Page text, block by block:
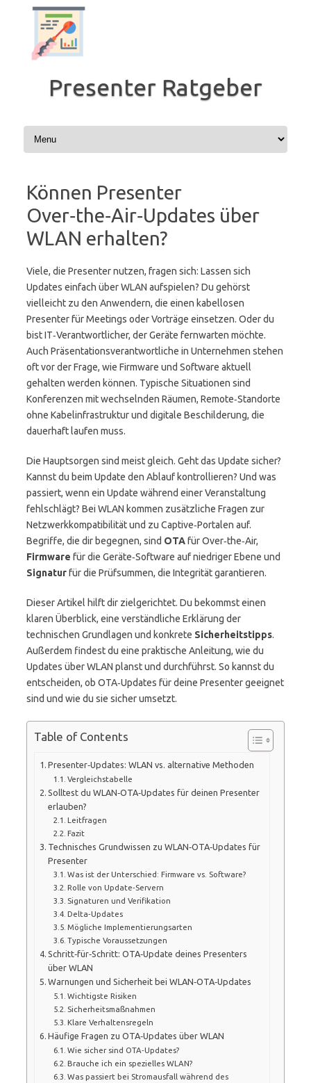
Zum
Inhalt
springen
Presenter Ratgeber
Können Presenter
Over‑the‑Air‑Updates über
WLAN erhalten?
Viele, die Presenter nutzen, fragen sich: Lassen sich
Updates einfach über WLAN aufspielen? Du gehörst
vielleicht zu den Anwendern, die einen kabellosen
Presenter für Meetings oder Vorträge einsetzen. Oder du
bist IT‑Verantwortlicher, der Geräte fernwarten möchte.
Auch Präsentationsverantwortliche in Unternehmen stehen
oft vor der Frage, wie Firmware und Software aktuell
gehalten werden können. Typische Situationen sind
Konferenzen mit wechselnden Räumen, Remote‑Standorte
ohne Kabelinfrastruktur und digitale Beschilderung, die
dauerhaft laufen muss.
Die Hauptsorgen sind meist gleich. Geht das Update sicher?
Kannst du beim Update den Ablauf kontrollieren? Und was
passiert, wenn ein Update während einer Veranstaltung
fehlschlägt? Bei WLAN kommen zusätzliche Fragen zur
Netzwerkkompatibilität und zu Captive‑Portalen auf.
Begriffe, die dir begegnen, sind OTAfür Over‑the‑Air,
Firmware für die Geräte‑Software auf niedriger Ebene und
Signaturfür die Prüfsummen, die Integrität garantieren.
Dieser Artikel hilft dir zielgerichtet. Du bekommst einen
klaren Überblick, eine verständliche Erklärung der
technischen Grundlagen und konkrete Sicherheitstipps.
Außerdem findest du eine praktische Anleitung, wie du
Updates über WLAN planst und durchführst. So kannst du
entscheiden, ob OTA‑Updates für deine Presenter geeignet
sind und wie du sie sicher umsetzt.
Table of Contents
Presenter‑Updates: WLAN vs. alternative Methoden
Vergleichstabelle
Solltest du WLAN‑OTA‑Updates für deinen Presenter
erlauben?
Leitfragen
Fazit
Technisches Grundwissen zu WLAN‑OTA‑Updates für
Presenter
Was ist der Unterschied: Firmware vs. Software?
Rolle von Update‑Servern
Signaturen und Verifikation
Delta‑Updates
Mögliche Implementierungsarten
Typische Voraussetzungen
Schritt‑für‑Schritt: OTA‑Update deines Presenters
über WLAN
Warnungen und Sicherheit bei WLAN‑OTA‑Updates
Wichtigste Risiken
Sicherheitsmaßnahmen
Klare Verhaltensregeln
Häufige Fragen zu OTA‑Updates über WLAN
Wie sicher sind OTA‑Updates?
Brauche ich ein spezielles WLAN?
Was passiert bei Stromausfall während des